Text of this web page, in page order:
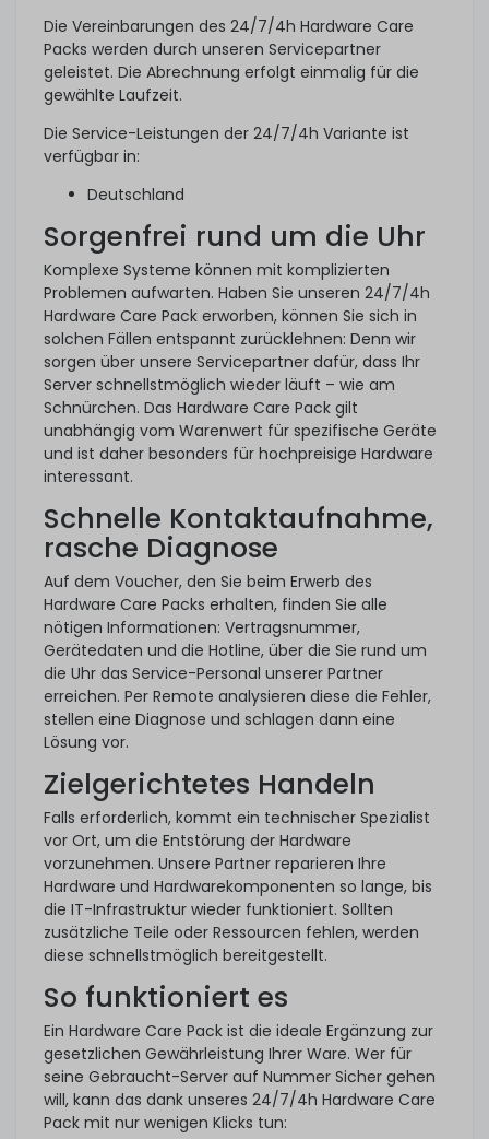
Die Vereinbarungen des 24/7/4h Hardware Care
Packs werden durch unseren Servicepartner
geleistet. Die Abrechnung erfolgt einmalig für die
gewählte Laufzeit.
Die Service-Leistungen der 24/7/4h Variante ist
verfügbar in:
Deutschland
Sorgenfrei rund um die Uhr
Komplexe Systeme können mit komplizierten
Problemen aufwarten. Haben Sie unseren 24/7/4h
Hardware Care Pack erworben, können Sie sich in
solchen Fällen entspannt zurücklehnen: Denn wir
sorgen über unsere Servicepartner dafür, dass Ihr
Server schnellstmöglich wieder läuft – wie am
Schnürchen. Das Hardware Care Pack gilt
unabhängig vom Warenwert für spezifische Geräte
und ist daher besonders für hochpreisige Hardware
interessant.
Schnelle Kontaktaufnahme,
rasche Diagnose
Auf dem Voucher, den Sie beim Erwerb des
Hardware Care Packs erhalten, finden Sie alle
nötigen Informationen: Vertragsnummer,
Gerätedaten und die Hotline, über die Sie rund um
die Uhr das Service-Personal unserer Partner
erreichen. Per Remote analysieren diese die Fehler,
stellen eine Diagnose und schlagen dann eine
Lösung vor.
Zielgerichtetes Handeln
Falls erforderlich, kommt ein technischer Spezialist
vor Ort, um die Entstörung der Hardware
vorzunehmen. Unsere Partner reparieren Ihre
Hardware und Hardwarekomponenten so lange, bis
die IT-Infrastruktur wieder funktioniert. Sollten
zusätzliche Teile oder Ressourcen fehlen, werden
diese schnellstmöglich bereitgestellt.
So funktioniert es
Ein Hardware Care Pack ist die ideale Ergänzung zur
gesetzlichen Gewährleistung Ihrer Ware. Wer für
seine Gebraucht-Server auf Nummer Sicher gehen
will, kann das dank unseres 24/7/4h Hardware Care
Pack mit nur wenigen Klicks tun: